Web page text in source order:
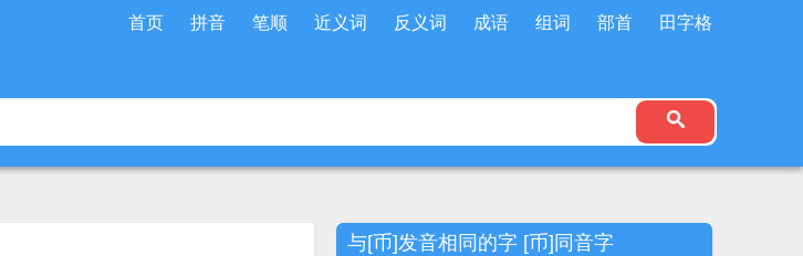
首页 拼音 笔顺 近义词 反义词 成语 组词 部首 田字格
与[币]发音相同的字 [币]同音字